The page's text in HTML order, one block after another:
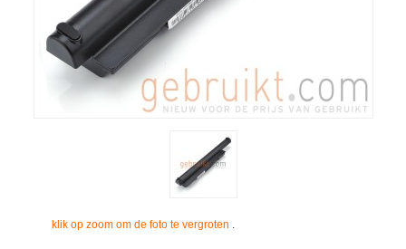
klik op zoom om de foto te vergroten .